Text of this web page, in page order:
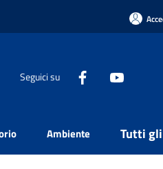
Seguici su
Ambiente Tutti